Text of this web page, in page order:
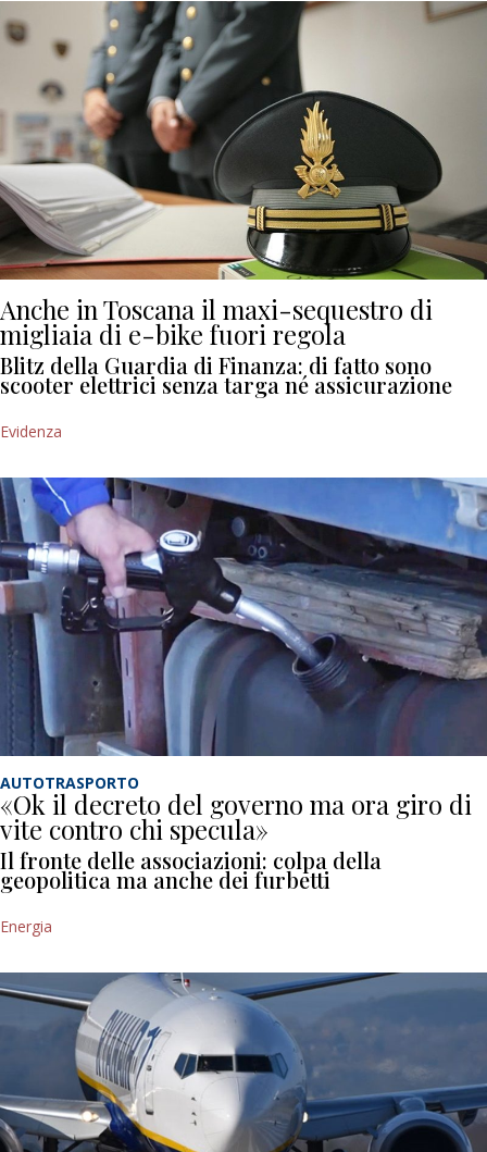
Anche in Toscana il maxi-sequestro di
migliaia di e-bike fuori regola
Blitz della Guardia di Finanza: di fatto sono
scooter elettrici senza targa né assicurazione
Evidenza
AUTOTRASPORTO
«Ok il decreto del governo ma ora giro di
vite contro chi specula»
Il fronte delle associazioni: colpa della
geopolitica ma anche dei furbetti
Energia